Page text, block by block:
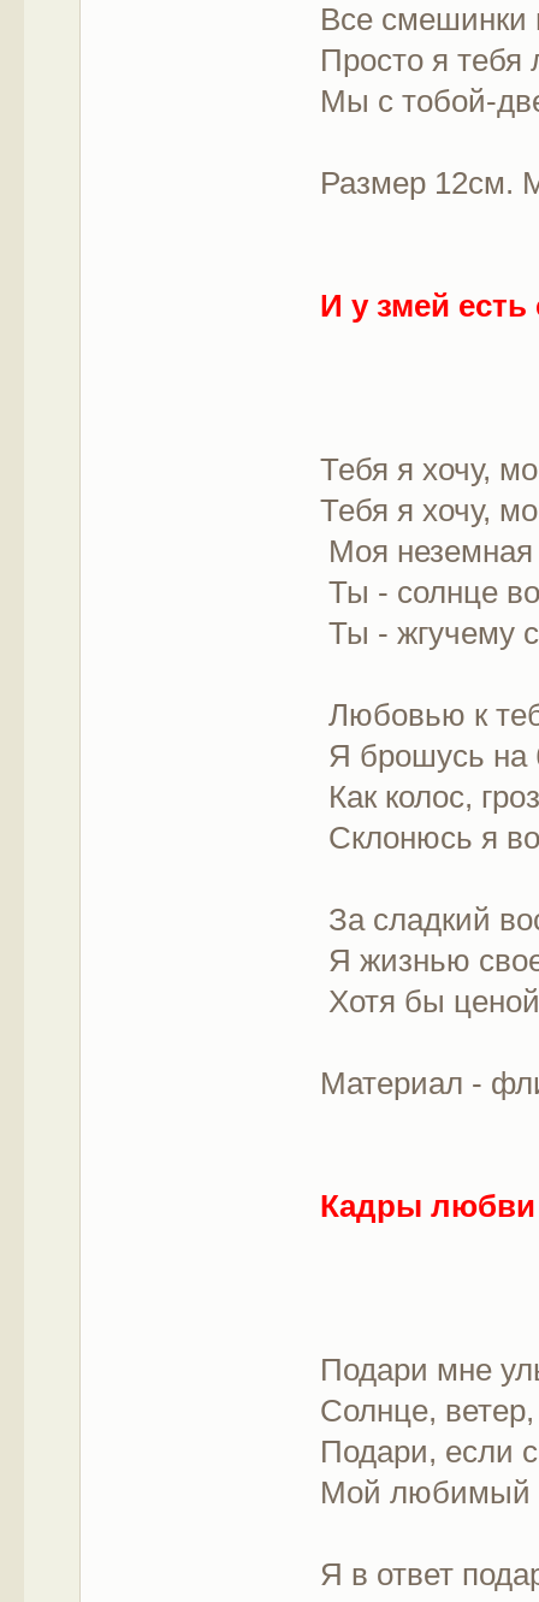
Все смешинки
Просто я
Мы с тобой-
Размер 12см.
И у змей есть
Тебя я хочу,
Тебя я хочу,
Моя неземная
Ты - солнце
Ты - жгучему
Любовью к
Я брошусь на
Как колос,
Склонюсь я
За сладкий
Я жизнью
Хотя бы
Материал -
Кадры
Подари мне
Солнце,
Подари, если
Мой любимый
Я в ответ